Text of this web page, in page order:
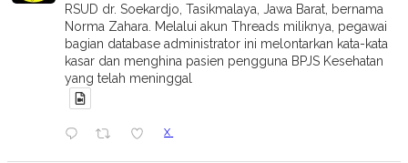
RSUD dr. Soekardjo, Tasikmalaya, Jawa Barat, bernama
Norma Zahara. Melalui akun Threads miliknya, pegawai
bagian database administrator ini melontarkan kata-kata
kasar dan menghina pasien pengguna BPJS Kesehatan
yang telah meninggal
X